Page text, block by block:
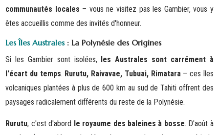
communautés locales – vous ne visitez pas les Gambier, vous y
êtes accueillis comme des invités d'honneur.
Les Îles Australes: La Polynésie des Origines
Si les Gambier sont isolées, les Australes sont carrément à
l'écart du temps. Rurutu, Raivavae, Tubuai, Rimatara – ces îles
volcaniques plantées à plus de 600 km au sud de Tahiti offrent des
paysages radicalement différents du reste de la Polynésie.
Rurutu, c'est d'abord le royaume des baleines à bosse. D'août à